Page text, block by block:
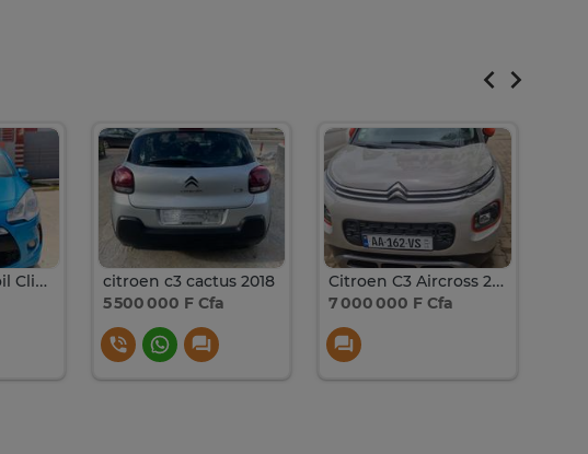
Citroen C3 Gasoil Climatisé
citroen c3 cactus 2018
5 500 000 F Cfa
Citroen C3 Aircross 2018
7 000 000 F Cfa